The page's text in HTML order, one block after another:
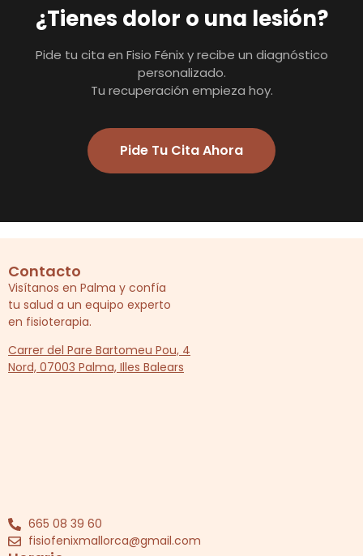
¿Tienes dolor o una lesión?
Pide tu cita en Fisio Fénix y recibe un diagnóstico
personalizado.
Tu recuperación empieza hoy.
Pide Tu Cita Ahora
Contacto
Visítanos en Palma y confía
tu salud a un equipo experto
en fisioterapia.
Carrer del Pare Bartomeu Pou, 4
Nord, 07003 Palma, Illes Balears
665 08 39 60
fisiofenixmallorca@gmail.com